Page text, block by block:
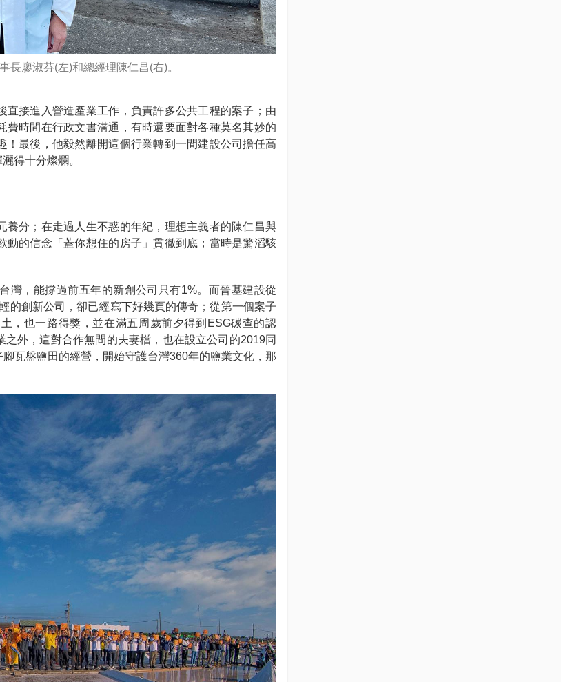
長廖淑芬(左)和總經理陳仁昌(右)。
接進入營造產業工作，負責許多公共工程的案子；由
時間在行政文書溝通，有時還要面對各種莫名其妙的
最後，他毅然離開這個行業轉到一間建設公司擔任高
得十分燦爛。
分；在走過人生不惑的年紀，理想主義者的陳仁昌與
的信念「蓋你想住的房子」貫徹到底；當時是驚滔駭
灣，能撐過前五年的新創公司只有1%。而晉基建設從
的創新公司，卻已經寫下好幾頁的傳奇；從第一個案子
，也一路得獎，並在滿五周歲前夕得到ESG碳查的認
外，這對合作無間的夫妻檔，也在設立公司的2019同
瓦盤鹽田的經營，開始守護台灣360年的鹽業文化，那